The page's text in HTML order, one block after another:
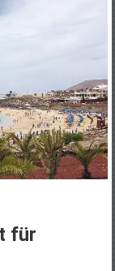
für